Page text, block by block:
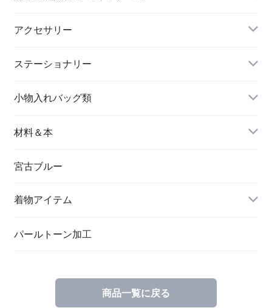
長財布
アクセサリー
イヤリング＆ピアス
バングル＆ブレスレット
ペンダント
ブローチ
ステーショナリー
名刺入れ
メッセージカード
一筆箋
小物入れバッグ類
バッグ
材料＆本
ハンドメイドキット
宮古ブルー
着物アイテム
パールトーン加工
商品一覧に戻る